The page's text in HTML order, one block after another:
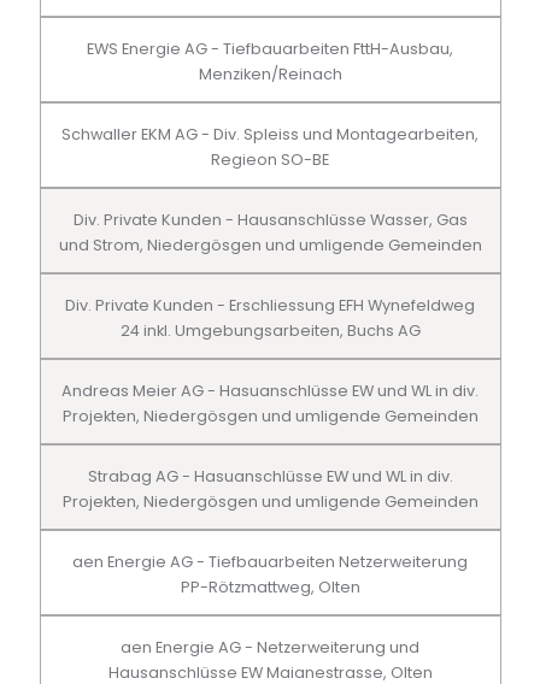
EWS Energie AG - Tiefbauarbeiten FttH-Ausbau,
Menziken/Reinach
Schwaller EKM AG - Div. Spleiss und Montagearbeiten,
Regieon SO-BE
Div. Private Kunden - Hausanschlüsse Wasser, Gas
und Strom, Niedergösgen und umligende Gemeinden
Div. Private Kunden - Erschliessung EFH Wynefeldweg
24 inkl. Umgebungsarbeiten, Buchs AG
Andreas Meier AG - Hasuanschlüsse EW und WL in div.
Projekten, Niedergösgen und umligende Gemeinden
Strabag AG - Hasuanschlüsse EW und WL in div.
Projekten, Niedergösgen und umligende Gemeinden
aen Energie AG - Tiefbauarbeiten Netzerweiterung
PP-Rötzmattweg, Olten
aen Energie AG - Netzerweiterung und
Hausanschlüsse EW Maianestrasse, Olten